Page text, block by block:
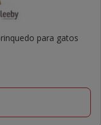
para gatos